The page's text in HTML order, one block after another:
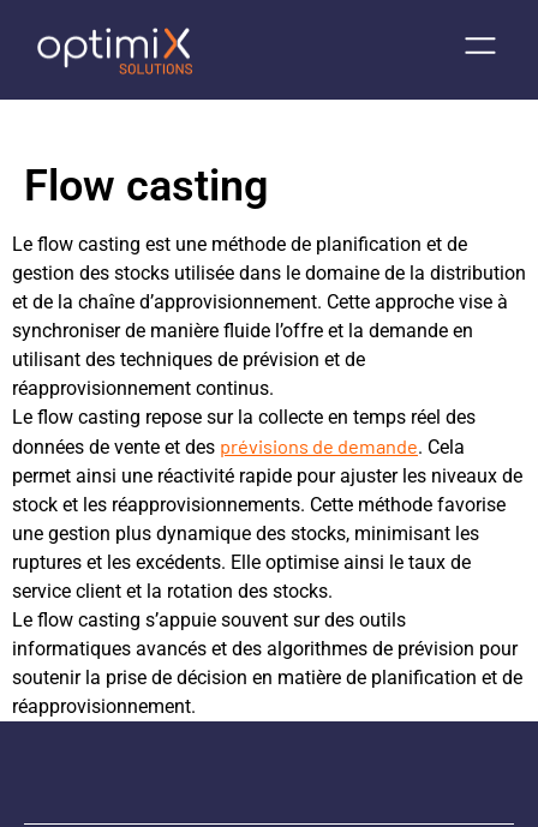
Flow casting
Le flow casting est une méthode de planification et de
gestion des stocks utilisée dans le domaine de la distribution
et de la chaîne d’approvisionnement. Cette approche vise à
synchroniser de manière fluide l’offre et la demande en
utilisant des techniques de prévision et de
réapprovisionnement continus.
Le flow casting repose sur la collecte en temps réel des
données de vente et des prévisions de demande. Cela
permet ainsi une réactivité rapide pour ajuster les niveaux de
stock et les réapprovisionnements. Cette méthode favorise
une gestion plus dynamique des stocks, minimisant les
ruptures et les excédents. Elle optimise ainsi le taux de
service client et la rotation des stocks.
Le flow casting s’appuie souvent sur des outils
informatiques avancés et des algorithmes de prévision pour
soutenir la prise de décision en matière de planification et de
réapprovisionnement.